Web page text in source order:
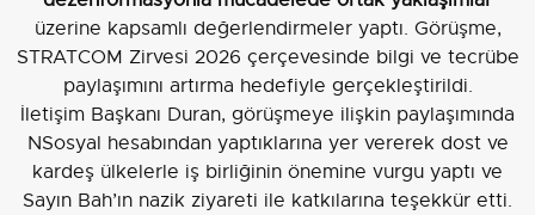
üzerine kapsamlı değerlendirmeler yaptı. Görüşme,
STRATCOM Zirvesi 2026 çerçevesinde bilgi ve tecrübe
paylaşımını artırma hedefiyle gerçekleştirildi.
İletişim Başkanı Duran, görüşmeye ilişkin paylaşımında
NSosyal hesabından yaptıklarına yer vererek dost ve
kardeş ülkelerle iş birliğinin önemine vurgu yaptı ve
Sayın Bah’ın nazik ziyareti ile katkılarına teşekkür etti.